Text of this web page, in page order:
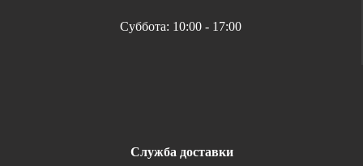
Суббота: 10:00 - 17:00
Служба доставки